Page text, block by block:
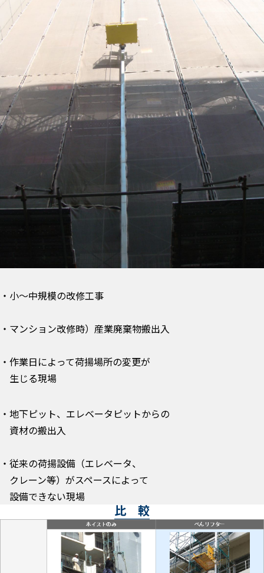
・小～中規模の改修工事
・マンション改修時）産業廃棄物搬出入
・作業日によって荷揚場所の変更が
生じる現場
・地下ピット、エレベータピットからの
資材の搬出入
・従来の荷揚設備（エレベータ、
クレーン等）がスペースによって
設備できない現場
比 較